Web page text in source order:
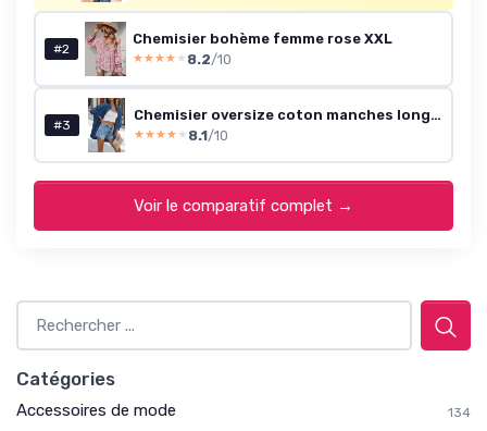
#2
Chemisier bohème femme rose XXL
★★★★★
★★★★★ 8.2/10
#3
Chemisier oversize coton manches longues - Bleu L
★★★★★
★★★★★ 8.1/10
Voir le comparatif complet →
Catégories
Accessoires de mode 134